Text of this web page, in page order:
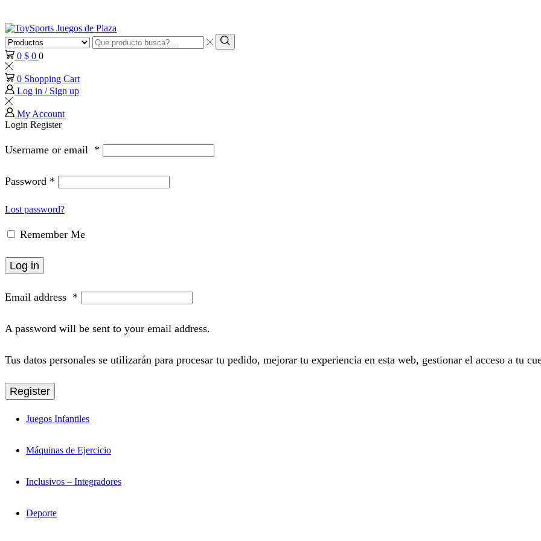
Search
input
Search
0 $ 0 0
0 Shopping Cart
Log in / Sign up
My Account
Login Register
Username or email *
Password *
Lost password?
Remember Me
Log in
Email address *
A password will be sent to your email address.
Tus datos personales se utilizarán para procesar tu pedido, mejorar tu experiencia en esta web, gestionar el acceso a tu
Register
Juegos Infantiles
Máquinas de Ejercicio
Inclusivos – Integradores
Deporte